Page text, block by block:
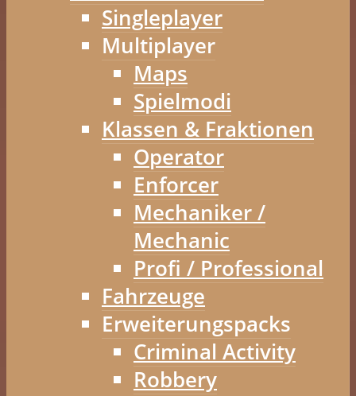
Singleplayer
Multiplayer
Maps
Spielmodi
Klassen & Fraktionen
Operator
Enforcer
Mechaniker /
Mechanic
Profi / Professional
Fahrzeuge
Erweiterungspacks
Criminal Activity
Robbery